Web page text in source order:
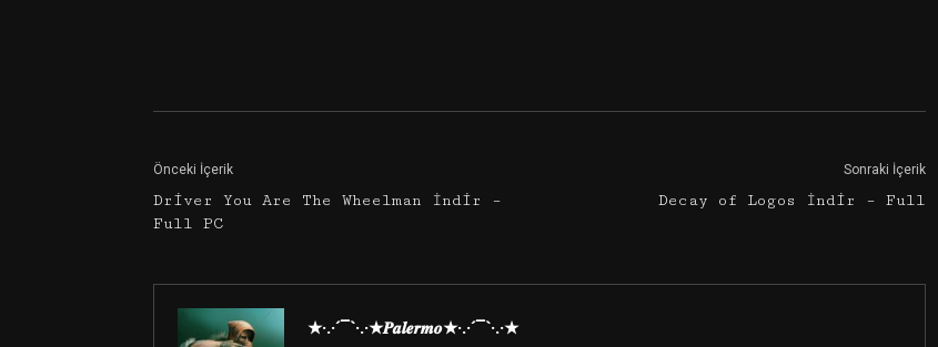
Önceki İçerik
Driver You Are The Wheelman İndir –
Full PC
Sonraki İçerik
Decay of Logos İndir – Full
★·.·´¯`·.·★𝑷𝒂𝒍𝒆𝒓𝒎𝒐★·.·´¯`·.·★